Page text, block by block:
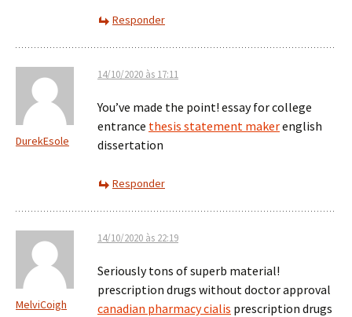
Responder
DurekEsole
14/10/2020 às 17:11
You’ve made the point! essay for college
entrance thesis statement makerenglish
dissertation
Responder
MelviCoigh
14/10/2020 às 22:19
Seriously tons of superb material!
prescription drugs without doctor approval
canadian pharmacy cialis prescription drugs